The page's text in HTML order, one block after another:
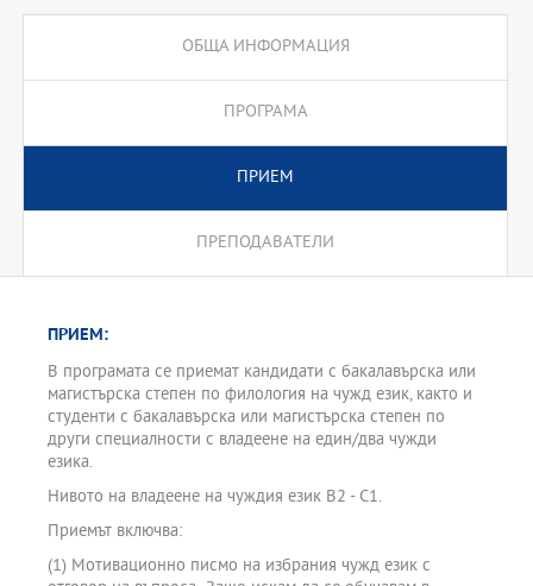
ОБЩА ИНФОРМАЦИЯ
ПРОГРАМА
ПРИЕМ
ПРЕПОДАВАТЕЛИ
ПРИЕМ:
В програмата се приемат кандидати с бакалавърска или
магистърска степен по филология на чужд език, както и
студенти с бакалавърска или магистърска степен по
други специалности с владеене на един/два чужди
езика.
Нивото на владеене на чуждия език В2 - С1.
Приемът включва:
(1) Мотивационно писмо на избрания чужд език с